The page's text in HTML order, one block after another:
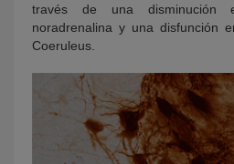
través de una disminución
noradrenalina y una disfunción
Coeruleus.